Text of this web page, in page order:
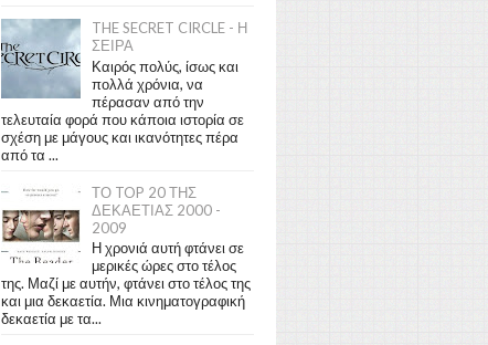
THE SECRET CIRCLE - Η
ΣΕΙΡΑ
Καιρός πολύς, ίσως και
πολλά χρόνια, να
πέρασαν από την
τελευταία φορά που κάποια ιστορία σε
σχέση με μάγους και ικανότητες πέρα
από τα ...
ΤΟ TOP 20 ΤΗΣ
ΔΕΚΑΕΤΙΑΣ 2000 -
2009
Η χρονιά αυτή φτάνει σε
μερικές ώρες στο τέλος
της. Μαζί με αυτήν, φτάνει στο τέλος της
και μια δεκαετία. Μια κινηματογραφική
δεκαετία με τα...